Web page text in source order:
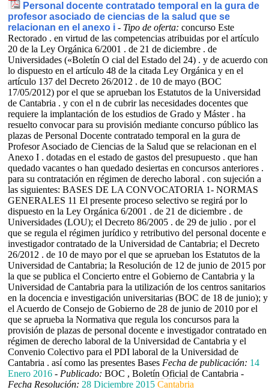
Personal docente contratado temporal en la gura de
profesor asociado de ciencias de la salud que se
relacionan en el anexo i - Tipo de oferta: concurso Este
Rectorado . en virtud de las competencias atribuidas por el artículo
20 de la Ley Orgánica 6/2001 . de 21 de diciembre . de
Universidades («Boletín O cial del Estado del 24) . y de acuerdo con
lo dispuesto en el artículo 48 de la citada Ley Orgánica y en el
artículo 137 del Decreto 26/2012 . de 10 de mayo (BOC
17/05/2012) por el que se aprueban los Estatutos de la Universidad
de Cantabria . y con el n de cubrir las necesidades docentes que
requiere la implantación de los estudios de Grado y Máster . ha
resuelto convocar para su provisión mediante concurso público las
plazas de Personal Docente contratado temporal en la gura de
Profesor Asociado de Ciencias de la Salud que se relacionan en el
Anexo I . dotadas en el estado de gastos del presupuesto . que han
quedado vacantes o han quedado desiertas en concursos anteriores .
para su contratación en régimen de derecho laboral . con sujeción a
las siguientes: BASES DE LA CONVOCATORIA 1- NORMAS
GENERALES 11 El presente proceso selectivo se regirá por lo
dispuesto en la Ley Orgánica 6/2001 . de 21 de diciembre . de
Universidades (LOU); el Decreto 86/2005 . de 29 de julio . por el
que se regula el régimen jurídico y retributivo del personal docente e
investigador contratado de la Universidad de Cantabria; el Decreto
26/2012 . de 10 de mayo por el que se aprueban los Estatutos de la
Universidad de Cantabria; la Resolución de 12 de junio de 2015 por
la que se publica el Concierto entre el Gobierno de Cantabria y la
Universidad de Cantabria para la utilización de los centros sanitarios
en la docencia e investigación universitarias (BOC de 18 de junio); y
el Acuerdo de Consejo de Gobierno de 28 de junio de 2010 por el
que se aprueba la Normativa que regula los concursos para la
provisión de plazas de personal docente e investigador contratado en
régimen de derecho laboral de la Universidad de Cantabria y el
Convenio Colectivo para el PDI laboral de la Universidad de
Cantabria . así como las presentes Bases Fecha de publicación: 14
Enero 2016 - Publicado: BOC , Boletín Oficial de Cantabria -
Fecha Resolución: 28 Diciembre 2015 Cantabria